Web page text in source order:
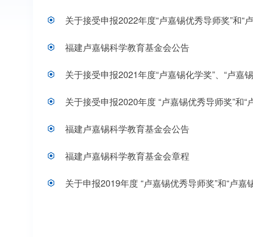
关于接受申报2022年度“卢嘉锡优秀导师奖”和“
福建卢嘉锡科学教育基金会公告
关于接受申报2021年度“卢嘉锡化学奖”、“卢嘉
关于接受申报2020年度 “卢嘉锡优秀导师奖”和“
福建卢嘉锡科学教育基金会公告
福建卢嘉锡科学教育基金会章程
关于申报2019年度 “卢嘉锡优秀导师奖”和“卢嘉